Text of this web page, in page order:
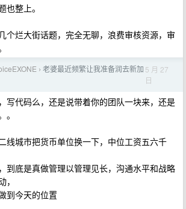
也整上。
个烂大街话题，完全无聊，浪费审核资源，审
› 老婆最近频繁让我准备润去新加 5 月 27
日
写代码么，还是说带着你的团队一块来，还是
线城市把货币单位换一下，中位工资五六千
到底是真做管理以管理见长，沟通水平和战略
到今天的位置